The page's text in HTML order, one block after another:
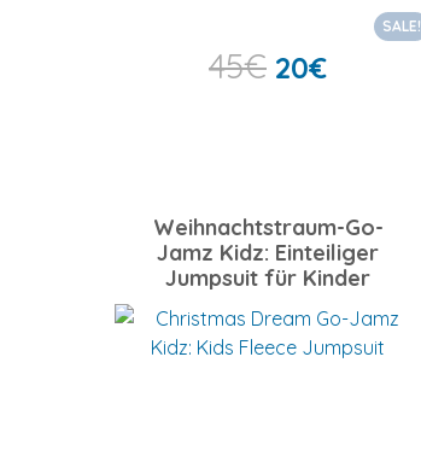
SALE!
45€ 20€
Weihnachtstraum-Go-
Jamz Kidz: Einteiliger
Jumpsuit für Kinder